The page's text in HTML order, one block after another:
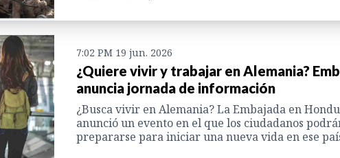
7:02 PM 19 jun. 2026
¿Quiere vivir y trabajar en Alemania?
anuncia jornada de información
¿Busca vivir en Alemania? La Embajada en
anunció un evento en el que los ciudadanos
prepararse para iniciar una nueva vida en ese